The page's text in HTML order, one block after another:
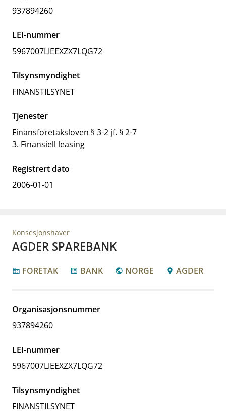
937894260
LEI-nummer
5967007LIEEXZX7LQG72
Tilsynsmyndighet
FINANSTILSYNET
Tjenester
Finansforetaksloven § 3-2 jf. § 2-7
3. Finansiell leasing
Registrert dato
2006-01-01
Konsesjonshaver
AGDER SPAREBANK
corporate_fare FORETAK list_alt BANK public NORGE location_pin AGDER
Organisasjonsnummer
937894260
LEI-nummer
5967007LIEEXZX7LQG72
Tilsynsmyndighet
FINANSTILSYNET